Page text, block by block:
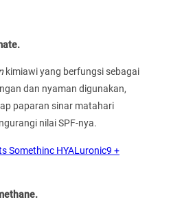
kimiawi yang berfungsi sebagai
dan nyaman digunakan,
paparan sinar matahari
nilai SPF-nya.
Somethinc HYALuronic9 +